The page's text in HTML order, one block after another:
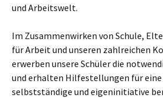
und Arbeitswelt.
Im Zusammenwirken von Schule,
für Arbeit und unseren zahlreichen
erwerben unsere Schüler die
und erhalten Hilfestellungen für
selbstständige und eigeninitiative